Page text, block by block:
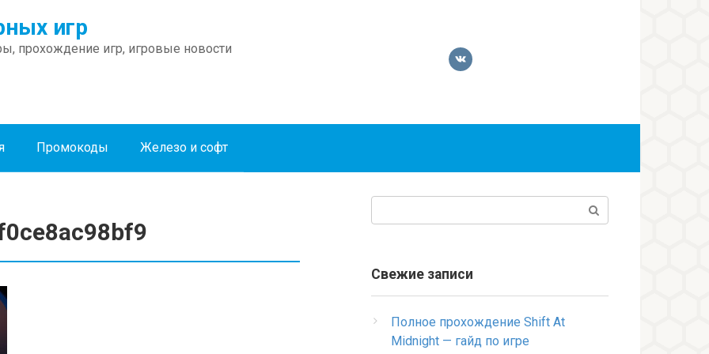
игр
прохождение игр, игровые новости
Промокоды Железо и софт
Свежие записи
Полное прохождение Shift At
Midnight — гайд по игре